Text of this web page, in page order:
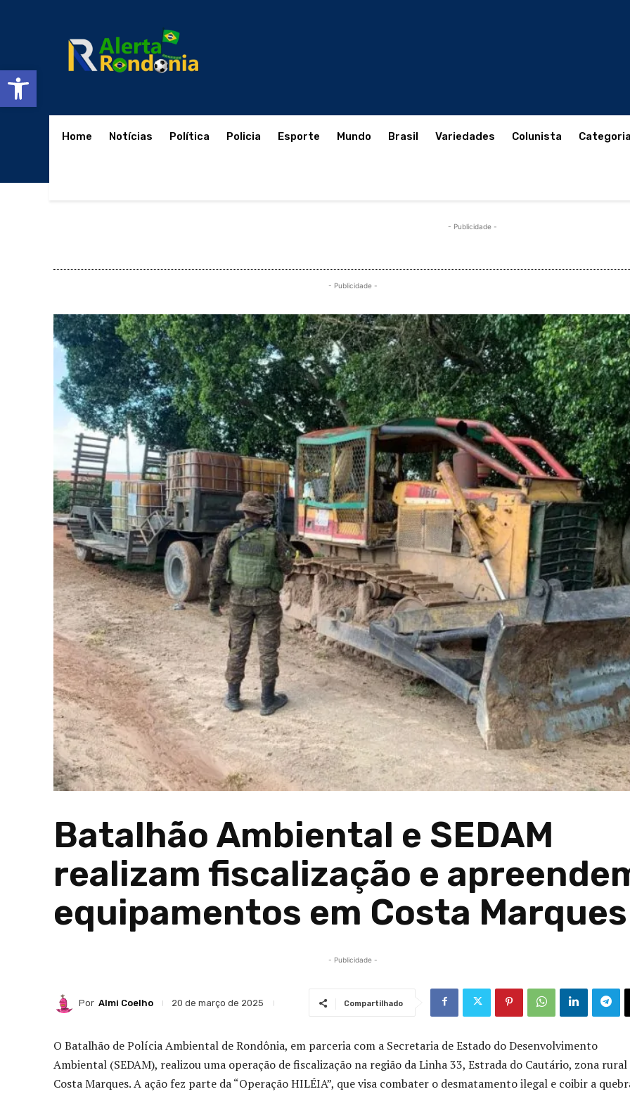
Abrir a barra de ferramentas
Home Notícias Política Policia Esporte Mundo Brasil Variedades Colunista
- Publicidade -
- Publicidade -
Batalhão Ambiental e SEDAM
realizam fiscalização e
equipamentos em Costa Marques
- Publicidade -
Por Almi Coelho 20 de março de 2025 Compartilhado
O Batalhão de Polícia Ambiental de Rondônia, em parceria com a Secretaria de Estado do Desenvolvimento
Ambiental (SEDAM), realizou uma operação de fiscalização na região da Linha 33, Estrada do Cautário, zona rural
Costa Marques. A ação fez parte da “Operação HILÉIA”, que visa combater o desmatamento ilegal e coibir a